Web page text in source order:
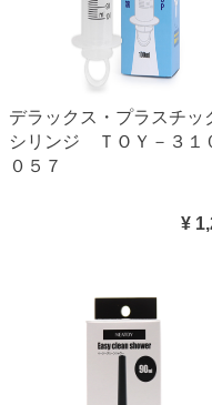
デラックス・プラスチッ
シリンジ ＴＯＹ－３１
０５７
¥